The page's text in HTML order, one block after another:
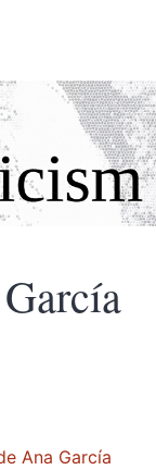
Ana García